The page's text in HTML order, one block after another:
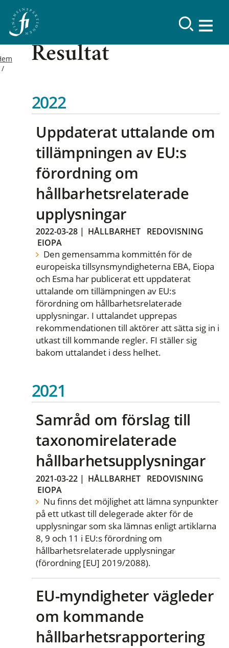
Resultat
2022
Uppdaterat uttalande om
tillämpningen av EU:s
förordning om
hållbarhetsrelaterade
upplysningar
2022-03-28 | HÅLLBARHET REDOVISNING
EIOPA
Den gemensamma kommittén för de
europeiska tillsynsmyndigheterna EBA, Eiopa
och Esma har publicerat ett uppdaterat
uttalande om tillämpningen av EU:s
förordning om hållbarhetsrelaterade
upplysningar. I uttalandet upprepas
rekommendationen till aktörer att sätta sig in i
utkast till kommande regler. FI ställer sig
bakom uttalandet i dess helhet.
2021
Samråd om förslag till
taxonomirelaterade
hållbarhetsupplysningar
2021-03-22 | HÅLLBARHET REDOVISNING
EIOPA
Nu finns det möjlighet att lämna synpunkter
på ett utkast till delegerade akter för de
upplysningar som ska lämnas enligt artiklarna
8, 9 och 11 i EU:s förordning om
hållbarhetsrelaterade upplysningar
(förordning [EU] 2019/2088).
EU-myndigheter vägleder
om kommande
hållbarhetsrapportering